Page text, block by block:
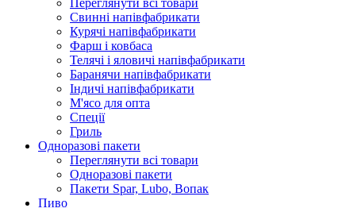
Переглянути всі товари
Свиннi напiвфабрикати
Курячi напiвфабрикати
Фарш i ковбаса
Телячi i яловичi напiвфабрикати
Баранячи напiвфабрикати
Iндичi напiвфабрикати
М'ясо для опта
Спеції
Гриль
Одноразові пакети
Переглянути всі товари
Одноразові пакети
Пакети Spar, Lubo, Вопак
Пиво